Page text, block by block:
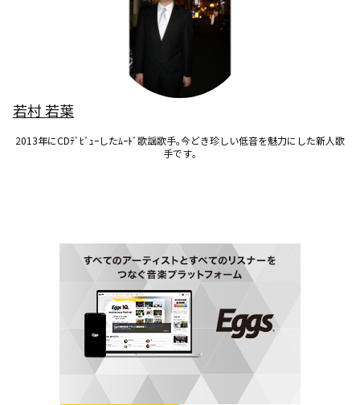
若村 若葉
2013年にCDﾃﾞﾋﾞｭｰしたﾑｰﾄﾞ歌謡歌手｡今どき珍しい低音を魅力にした新人歌